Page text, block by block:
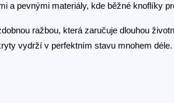
a pevnými materiály, kde běžné knoflíky
ražbou, která zaručuje dlouhou
vydrží v perfektním stavu mnohem